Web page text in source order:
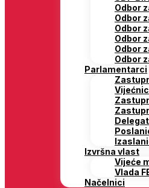
Odbor
Odbor
Odbor
Odbor
Odbor
Odbor
Parlamentarci
Izvršna vlast
Vijeće
Vlada
Načelnici